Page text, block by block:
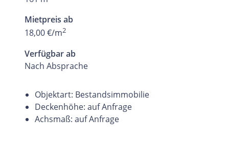
Mietpreis ab
18,00 €/m2
Verfügbar ab
Nach Absprache
Objektart: Bestandsimmobilie
Deckenhöhe: auf Anfrage
Achsmaß: auf Anfrage